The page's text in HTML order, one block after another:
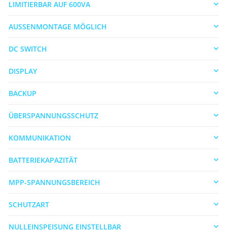
LIMITIERBAR AUF 600VA
AUSSENMONTAGE MÖGLICH
DC SWITCH
DISPLAY
BACKUP
ÜBERSPANNUNGSSCHUTZ
KOMMUNIKATION
BATTERIEKAPAZITÄT
MPP-SPANNUNGSBEREICH
SCHUTZART
NULLEINSPEISUNG EINSTELLBAR